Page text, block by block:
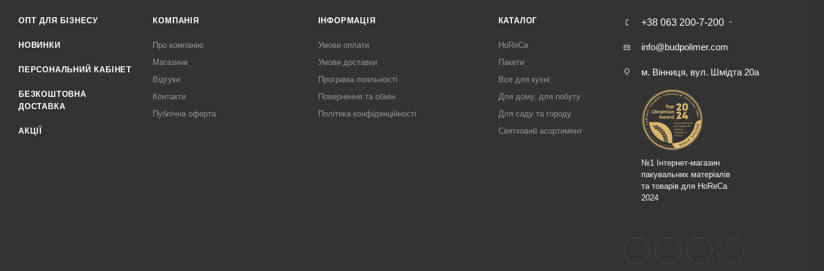
ОПТ ДЛЯ БІЗНЕСУ
НОВИНКИ
ПЕРСОНАЛЬНИЙ КАБІНЕТ
БЕЗКОШТОВНА
ДОСТАВКА
АКЦІЇ
КОМПАНІЯ
Про компанію
Магазини
Відгуки
Контакти
Публічна оферта
ІНФОРМАЦІЯ
Умови оплати
Умови доставки
Програма лояльності
Повернення та обмін
Політика конфіденційності
КАТАЛОГ
HoReCa
Пакети
Все для кухні
Для дому, для побуту
Для саду та городу
Святковий асортимент
+38 063 200-7-200
info@budpolimer.com
м. Вінниця, вул. Шмідта 20а
№1 Інтернет-магазин
пакувальних матеріалів
та товарів для HoReCa
2024